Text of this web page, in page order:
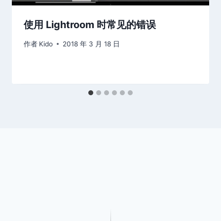
使用 Lightroom 时常见的错误
作者 Kido 2018 年 3 月 18 日